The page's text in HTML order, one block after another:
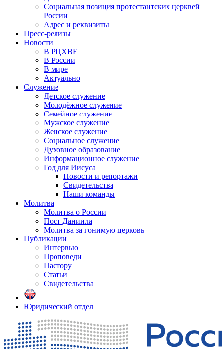
Социальная позиция протестантских церквей
России
Адрес и реквизиты
Пресс-релизы
Новости
В РЦХВЕ
В России
В мире
Актуально
Служение
Детское служение
Молодёжное служение
Семейное служение
Мужское служение
Женское служение
Социальное служение
Духовное образование
Информационное служение
Год для Иисуса
Новости и репортажи
Свидетельства
Наши команды
Молитва
Молитва о России
Пост Даниила
Молитва за гонимую церковь
Публикации
Интервью
Проповеди
Пастору
Статьи
Свидетельства
Юридический отдел